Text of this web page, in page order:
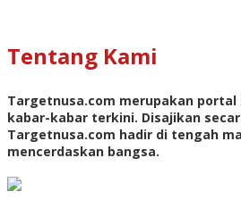
Tentang Kami
Targetnusa.com merupakan
kabar-kabar terkini. Disajikan
Targetnusa.com hadir di tengah
mencerdaskan bangsa.